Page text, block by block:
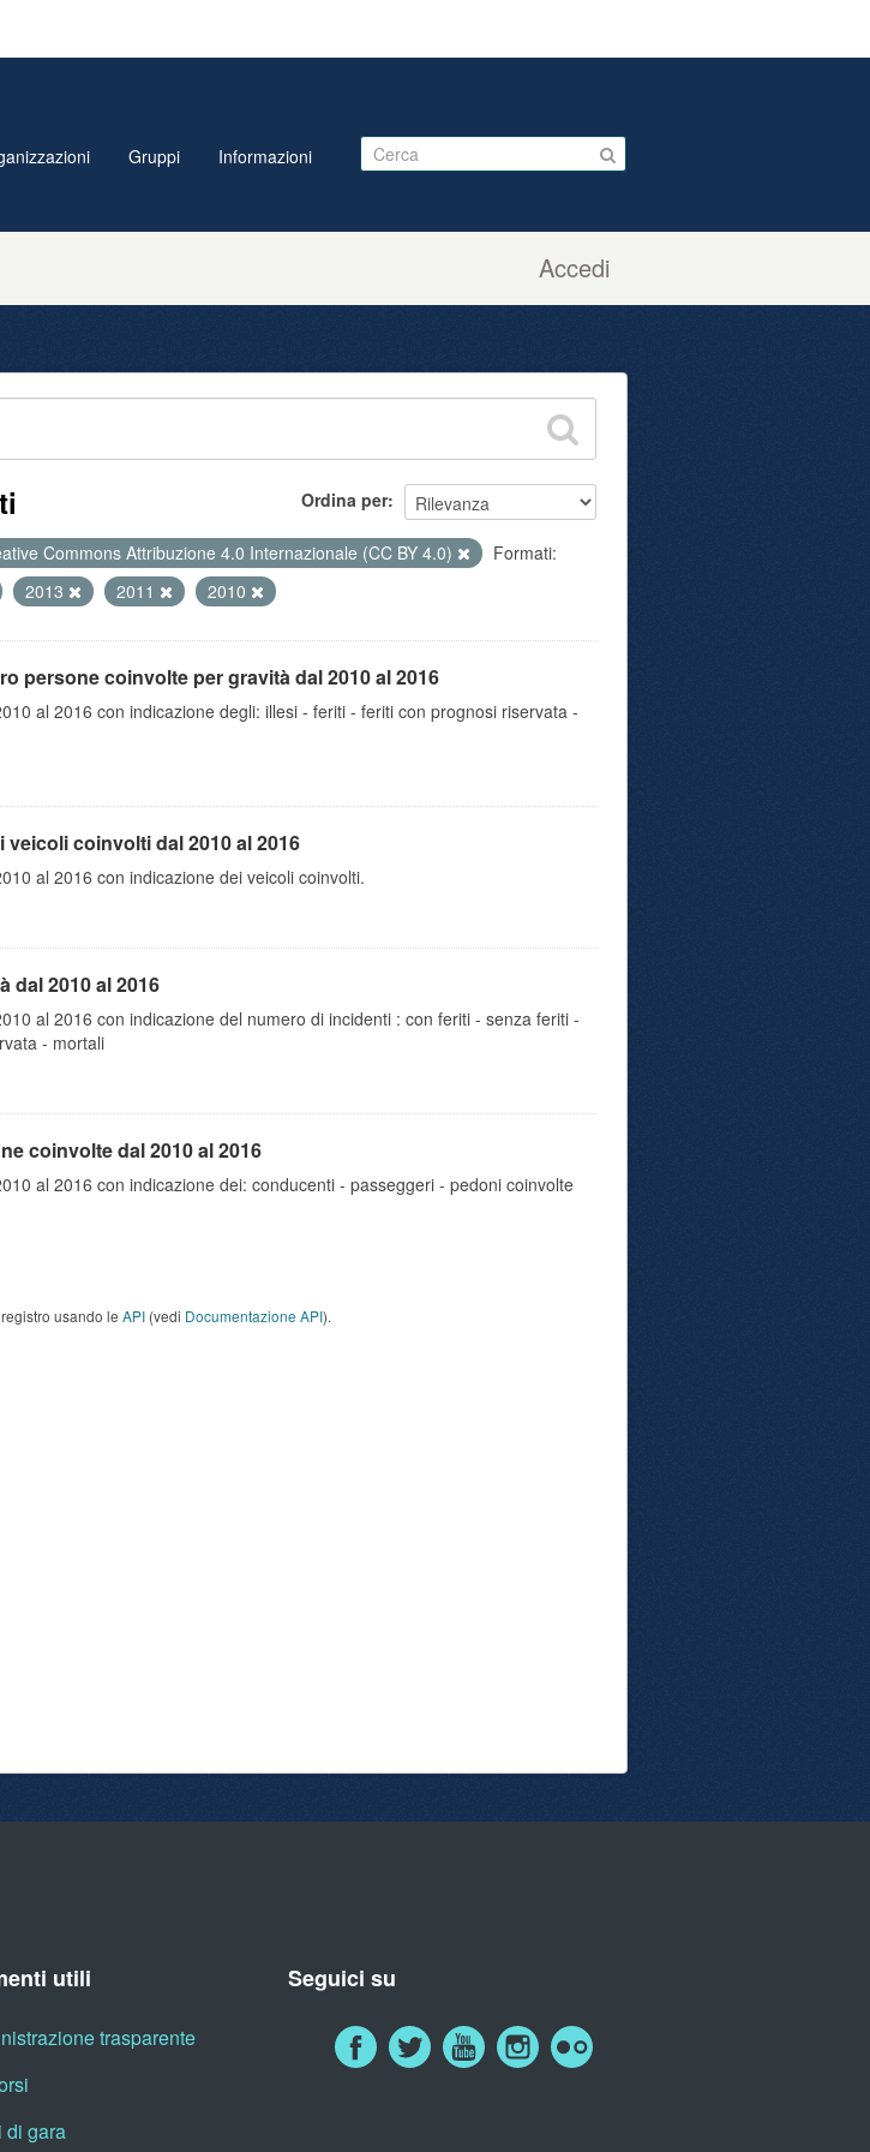
Accedi
Gruppi Informazioni
Ordina per
Commons Attribuzione 4.0 Internazionale (CC BY 4.0)
Formati:
2013 2011 2010
persone coinvolte per gravità dal 2010 al 2016
al 2016 con indicazione degli: illesi - feriti - feriti con prognosi riservata -
coinvolti dal 2010 al 2016
al 2016 con indicazione dei veicoli coinvolti.
dal 2010 al 2016
al 2016 con indicazione del numero di incidenti : con feriti - senza feriti -
- mortali
coinvolte dal 2010 al 2016
al 2016 con indicazione dei: conducenti - passeggeri - pedoni coinvolte
usando le API (vedi Documentazione API).
utili
trasparente
di gara
Seguici su